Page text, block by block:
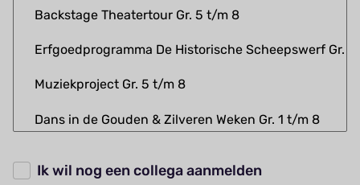
Ik wil nog een collega aanmelden